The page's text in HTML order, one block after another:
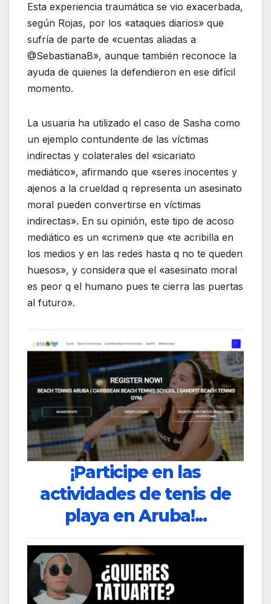
Esta experiencia traumática se vio exacerbada,
según Rojas, por los «ataques diarios» que
sufría de parte de «cuentas aliadas a
@SebastianaB», aunque también reconoce la
ayuda de quienes la defendieron en ese difícil
momento.
La usuaria ha utilizado el caso de Sasha como
un ejemplo contundente de las víctimas
indirectas y colaterales del «sicariato
mediático», afirmando que «seres inocentes y
ajenos a la crueldad q representa un asesinato
moral pueden convertirse en víctimas
indirectas». En su opinión, este tipo de acoso
mediático es un «crimen» que «te acribilla en
los medios y en las redes hasta q no te queden
huesos», y considera que el «asesinato moral
es peor q el humano pues te cierra las puertas
al futuro».
¡Participe en las
actividades de tenis de
playa en Aruba!...